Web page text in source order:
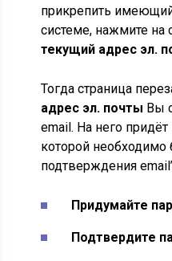
прикрепить
системе, нажмите на
текущий адрес эл.
Тогда страница
адрес эл. почты Вы
email. На него
которой необходимо
подтверждения
Придумайте
Подтвердите